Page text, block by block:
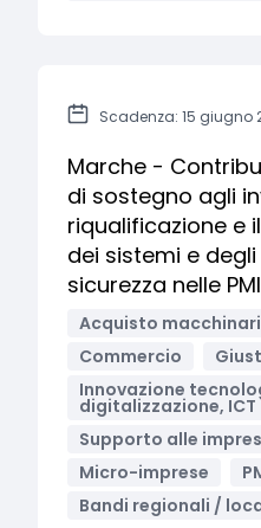
Scadenza: 15 giugno
Marche -
di sostegno agli
riqualificazione e
dei sistemi e
sicurezza nelle
Acquisto
Commercio
Innovazione
digitalizzazione, ICT
Supporto alle
Micro-imprese
Bandi regionali /